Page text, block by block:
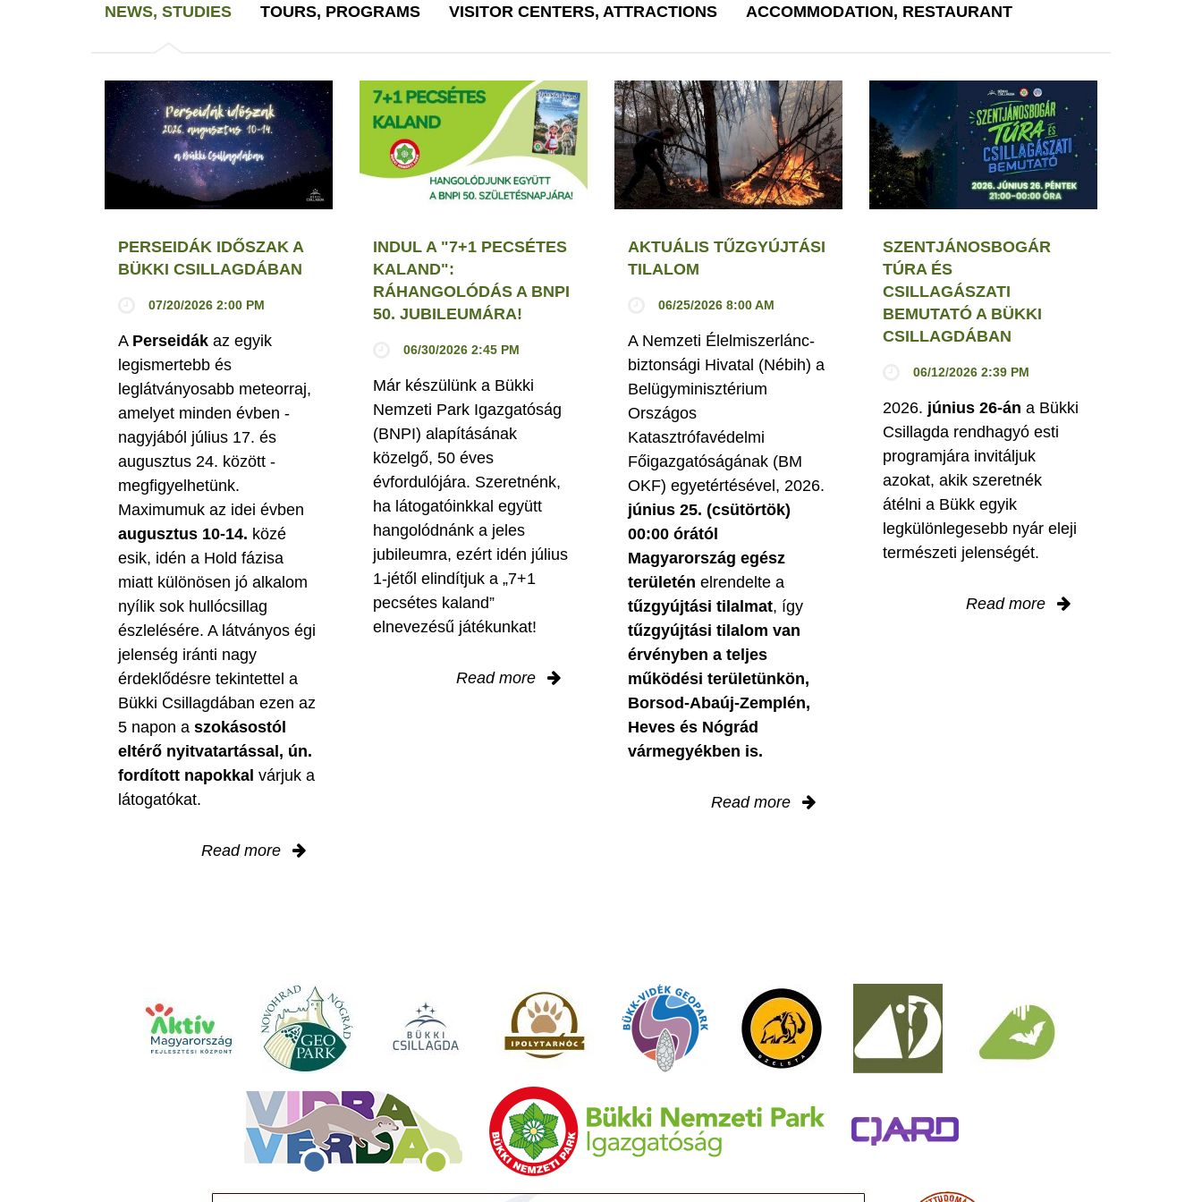
NEWS, STUDIES TOURS, PROGRAMS VISITOR CENTERS, ATTRACTIONS ACCOMMODATION, RESTAURANT
PERSEIDÁK IDŐSZAK A
BÜKKI CSILLAGDÁBAN
07/20/2026 2:00 PM
A Perseidák az egyik
legismertebb és
leglátványosabb meteorraj,
amelyet minden évben -
nagyjából július 17. és
augusztus 24. között -
megfigyelhetünk.
Maximumuk az idei évben
augusztus 10-14. közé
esik, idén a Hold fázisa
miatt különösen jó alkalom
nyílik sok hullócsillag
észlelésére. A látványos égi
jelenség iránti nagy
érdeklődésre tekintettel a
Bükki Csillagdában ezen az
5 napon a szokásostól
eltérő nyitvatartással, ún.
fordított napokkal várjuk a
látogatókat.
Read more
INDUL A "7+1 PECSÉTES
KALAND":
RÁHANGOLÓDÁS A BNPI
50. JUBILEUMÁRA!
06/30/2026 2:45 PM
Már készülünk a Bükki
Nemzeti Park Igazgatóság
(BNPI) alapításának
közelgő, 50 éves
évfordulójára. Szeretnénk,
ha látogatóinkkal együtt
hangolódnánk a jeles
jubileumra, ezért idén július
1-jétől elindítjuk a „7+1
pecsétes kaland”
elnevezésű játékunkat!
Read more
AKTUÁLIS TŰZGYÚJTÁSI
TILALOM
06/25/2026 8:00 AM
A Nemzeti Élelmiszerlánc-
biztonsági Hivatal (Nébih) a
Belügyminisztérium
Országos
Katasztrófavédelmi
Főigazgatóságának (BM
OKF) egyetértésével, 2026.
június 25. (csütörtök)
00:00 órától
Magyarország egész
területén elrendelte a
tűzgyújtási tilalmat, így
tűzgyújtási tilalom van
érvényben a teljes
működési területünkön,
Borsod-Abaúj-Zemplén,
Heves és Nógrád
vármegyékben is.
Read more
SZENTJÁNOSBOGÁR
TÚRA ÉS
CSILLAGÁSZATI
BEMUTATÓ A BÜKKI
CSILLAGDÁBAN
06/12/2026 2:39 PM
2026. június 26-án a Bükki
Csillagda rendhagyó esti
programjára invitáljuk
azokat, akik szeretnék
átélni a Bükk egyik
legkülönlegesebb nyár eleji
természeti jelenségét.
Read more